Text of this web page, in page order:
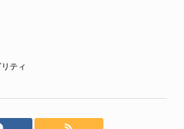
ティ